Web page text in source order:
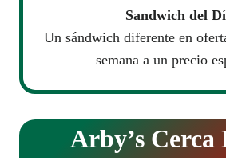
Sandwich del
Un sándwich diferente en
semana a un precio
Arby’sCerca